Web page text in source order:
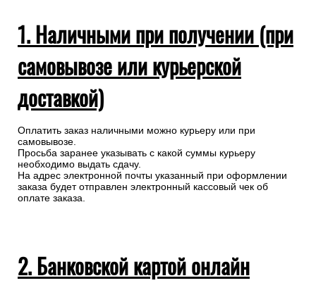
1. Наличными при получении (при
самовывозе или курьерской
доставкой)
Оплатить заказ наличными можно курьеру или при
самовывозе.
Просьба заранее указывать с какой суммы курьеру
необходимо выдать сдачу.
На адрес электронной почты указанный при оформлении
заказа будет отправлен электронный кассовый чек об
оплате заказа.
2. Банковской картой онлайн